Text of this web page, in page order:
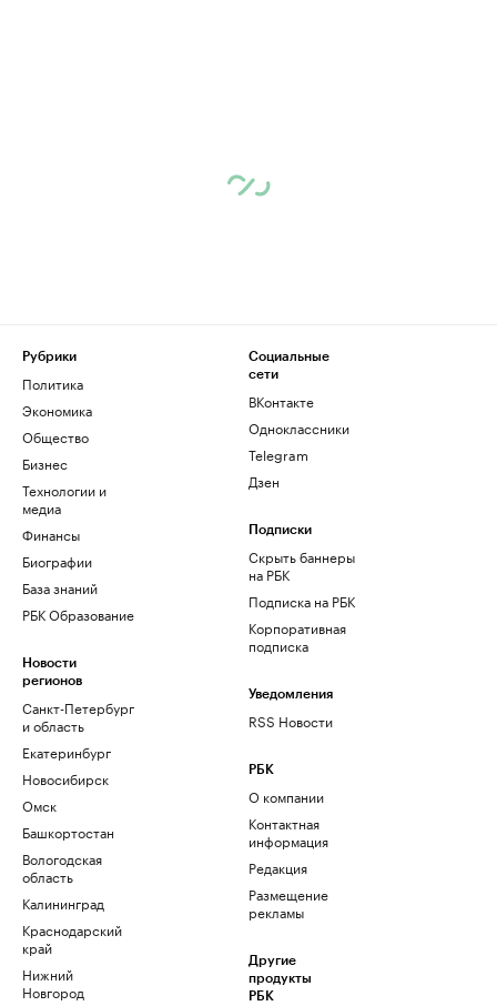
Рубрики
Политика
Экономика
Общество
Бизнес
Технологии и
медиа
Финансы
Биографии
База знаний
РБК Образование
Новости
регионов
Санкт-Петербург
и область
Екатеринбург
Новосибирск
Омск
Башкортостан
Вологодская
область
Калининград
Краснодарский
край
Нижний
Новгород
Социальные
сети
ВКонтакте
Одноклассники
Telegram
Дзен
Подписки
Скрыть баннеры
на РБК
Подписка на РБК
Корпоративная
подписка
Уведомления
RSS Новости
РБК
О компании
Контактная
информация
Редакция
Размещение
рекламы
Другие
продукты
РБК